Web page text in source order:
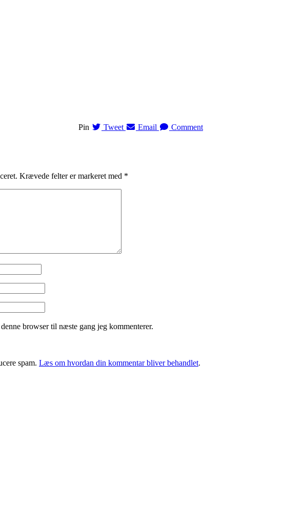
Pin Tweet Email Comment
Krævede felter er markeret med *
browser til næste gang jeg kommenterer.
spam. Læs om hvordan din kommentar bliver behandlet.